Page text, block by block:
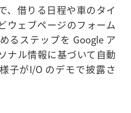
、借りる日程や車のタイ
ウェブページのフォーム
るステップを Google ア
ナル情報に基づいて自動
子がI/O のデモで披露さ